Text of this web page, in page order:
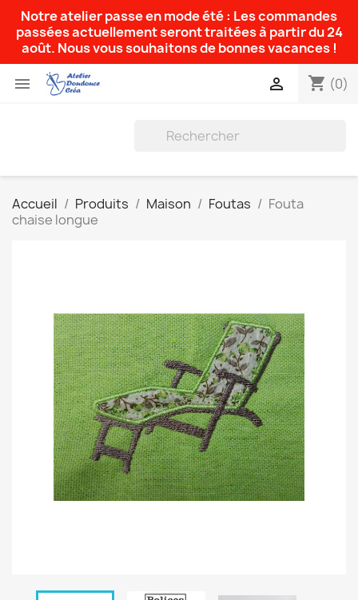
Notre atelier passe en mode été : Les commandes
passées actuellement seront traitées à partir du 24
août. Nous vous souhaitons de bonnes vacances !
 shopping_cart (0)

Accueil Produits Maison Foutas
Fouta
chaise longue